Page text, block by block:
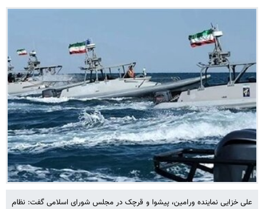
علی خزایی نماینده ورامین، پیشوا و قرچک در مجلس شورای اسلامی گفت: نظام